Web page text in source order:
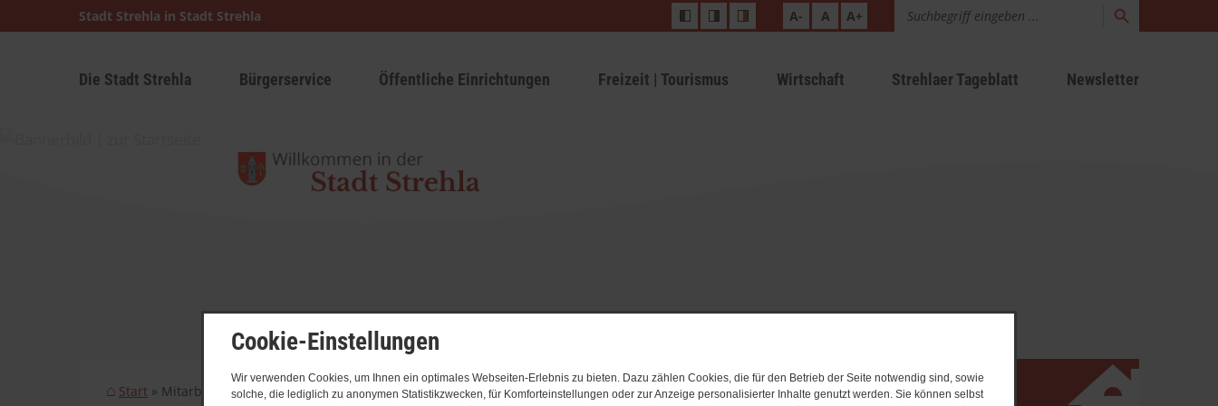
Cookie-Einstellungen
Wir verwenden Cookies, um Ihnen ein optimales Webseiten-Erlebnis zu bieten. Dazu zählen Cookies, die für den Betrieb der Seite notwendig sind, sowie
solche, die lediglich zu anonymen Statistikzwecken, für Komforteinstellungen oder zur Anzeige personalisierter Inhalte genutzt werden. Sie können selbst
Stadt Strehla in Stadt Strehla A- A A+
Die Stadt Strehla Bürgerservice Öffentliche Einrichtungen Freizeit | Tourismus Wirtschaft Strehlaer Tageblatt Newsletter
Start Mitarbeiter Stadt Strehla